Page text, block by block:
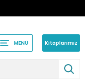
MENÜ Kitaplarımız